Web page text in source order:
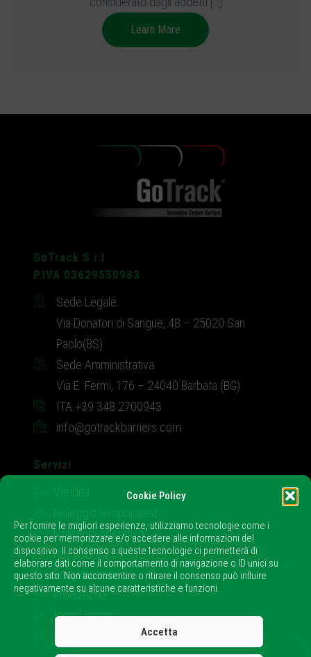
Cookie Policy
Per fornire le migliori esperienze, utilizziamo tecnologie come i
cookie per memorizzare e/o accedere alle informazioni del
dispositivo. Il consenso a queste tecnologie ci permetterà di
elaborare dati come il comportamento di navigazione o ID unici su
questo sito. Non acconsentire o ritirare il consenso può influire
negativamente su alcune caratteristiche e funzioni.
Accetta
Learn More
GoTrack S.r.l
P.IVA 03629550983
Sede Legale:
Via Donatori di Sangue, 48 – 25020 San
Paolo(BS)
Sede Amministrativa:
Via E. Fermi, 176 – 24040 Barbata (BG)
ITA +39 348 2700943
info@gotrackbarriers.com
Servizi
Noleggio operativo
Consulenza
Progettazione
Produzione
Installazione